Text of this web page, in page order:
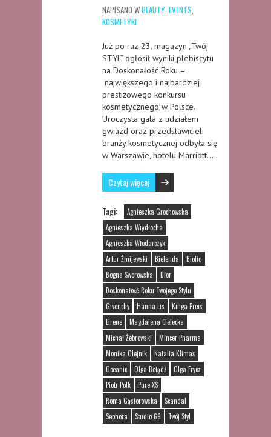
NAPISANO WBEAUTY EVENTS
KOSMETYKI
Już po raz 23. magazyn „Twój
STYL” ogłosił wyniki plebiscytu
na Doskonałość Roku –
największego i najbardziej
prestiżowego konkursu
kosmetycznego w Polsce.
Uroczysta gala z udziałem
gwiazd oraz przedstawicieli
branży kosmetycznej odbyła się
w Warszawie, hotelu Marriott….
Czytaj więcej
Tagi:
Agnieszka Grochowska
Agnieszka Więdłocha
Agnieszka Włodarczyk
Artur Żmijewski
Bielenda
Bioliq
Bogna Sworowska
Dior
Doskonałość Roku Twojego Stylu
Givenchy
Hanna Lis
Kinga Preis
Lirene
Magdalena Cielecka
Michał Żebrowski
Mincer Pharma
Monika Olejnik
Natalia Klimas
Oceanic
Olga Bołądź
Olga Frycz
Piotr Polk
Pure XS
Roma Gąsiorowska
Scandal
Sephora
Studio 69 Twój Styl